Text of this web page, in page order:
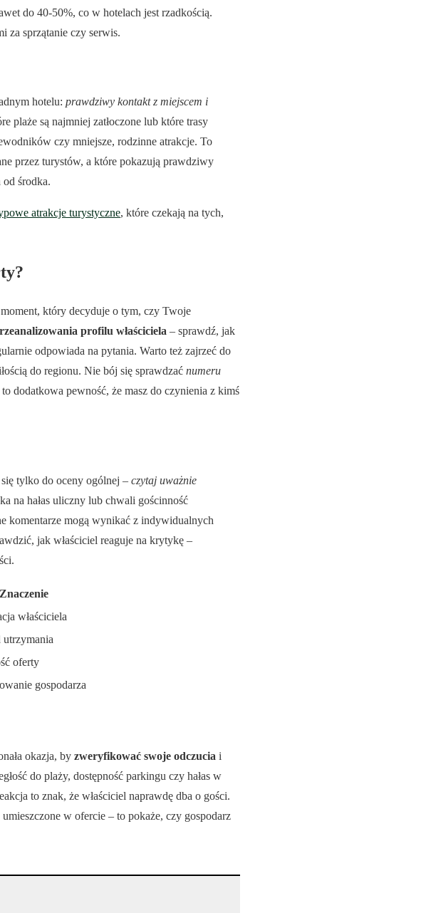
do 40-50%, co w hotelach jest rzadkością.
za sprzątanie czy serwis.
hotelu: prawdziwy kontakt z miejscem i
plaże są najmniej zatłoczone lub które trasy
czy mniejsze, rodzinne atrakcje. To
przez turystów, a które pokazują prawdziwy
środka.
atrakcje turystyczne, które czekają na tych,
który decyduje o tym, czy Twoje
profilu właściciela – sprawdź, jak
odpowiada na pytania. Warto też zajrzeć do
do regionu. Nie bój się sprawdzać numeru
dodatkowa pewność, że masz do czynienia z kimś
tylko do oceny ogólnej – czytaj uważnie
na hałas uliczny lub chwali gościnność
komentarze mogą wynikać z indywidualnych
jak właściciel reaguje na krytykę –
Znaczenie
właściciela
utrzymania
oferty
gospodarza
okazja, by zweryfikować swoje odczucia i
do plaży, dostępność parkingu czy hałas w
to znak, że właściciel naprawdę dba o gości.
w ofercie – to pokaże, czy gospodarz